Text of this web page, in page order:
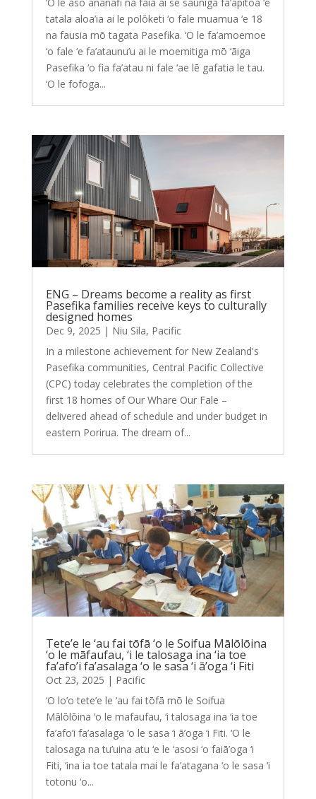
tatala aloa’ia ai le polōketi ‘o fale muamua ‘e 18
na fausia mō tagata Pasefika. ‘O le fa’amoemoe
‘o fale ‘e fa’ataunu’u ai le moemitiga mō ‘āiga
Pasefika ‘o fia fa’atau ni fale ‘ae lē gafatia le tau.
‘O le fofoga...
ENG – Dreams become a reality as first
Pasefika families receive keys to culturally
designed homes
Dec 9, 2025 | Niu Sila, Pacific
In a milestone achievement for New Zealand's
Pasefika communities, Central Pacific Collective
(CPC) today celebrates the completion of the
first 18 homes of Our Whare Our Fale –
delivered ahead of schedule and under budget in
eastern Porirua. The dream of...
Tete’e le ‘au fai tōfā ‘o le Soifua Mālōlōina
‘o le māfaufau, ‘i le talosaga ina ‘ia toe
fa’afo’i fa’asalaga ‘o le sasa ‘i ā’oga ‘i Fiti
Oct 23, 2025 | Pacific
‘O lo’o tete’e le ‘au fai tōfā mō le Soifua
Mālōlōina ‘o le mafaufau, ‘i talosaga ina ‘ia toe
fa’afo’i fa’asalaga ‘o le sasa ‘i ā’oga ‘i Fiti. ‘O le
talosaga na tu’uina atu ‘e le ‘asosi ‘o faiā’oga ‘i
Fiti, ‘ina ia toe tatala mai le fa’atagana ‘o le sasa ‘i
totonu ‘o...